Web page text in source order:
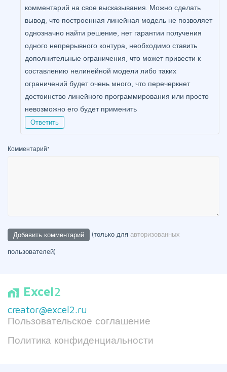
комментарий на свое высказывания. Можно сделать
вывод, что построенная линейная модель не позволяет
однозначно найти решение, нет гарантии получения
одного непрерывного контура, необходимо ставить
дополнительные ограничения, что может привести к
составлению нелинейной модели либо таких
ограничений будет очень много, что перечеркнет
достоинство линейного программирования или просто
невозможно его будет применить
Ответить
Комментарий*
(только для авторизованных
пользователей)
home_work Excel2
creator@excel2.ru
Пользовательское соглашение
Политика конфиденциальности